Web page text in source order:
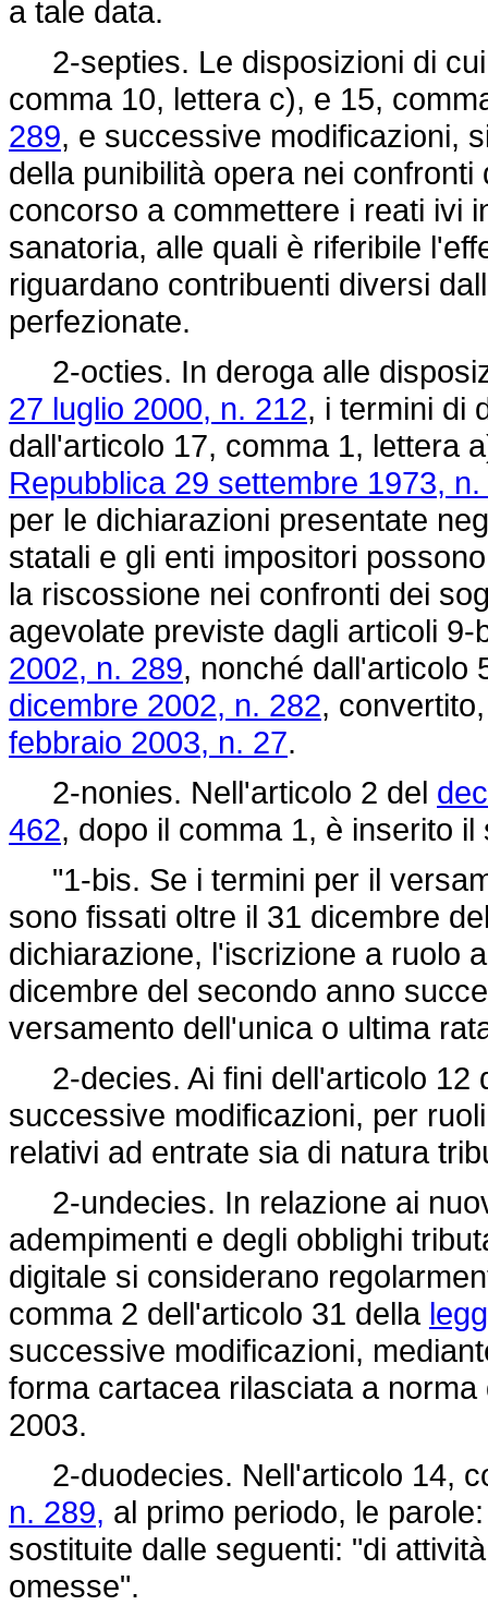
a tale data.
2-septies. Le disposizioni di
comma 10, lettera c), e 15,
289, e successive modificazioni,
della punibilità opera nei
concorso a commettere i reati ivi
sanatoria, alle quali è riferibile
riguardano contribuenti diversi
perfezionate.
2-octies. In deroga alle
27 luglio 2000, n. 212, i termini di
dall'articolo 17, comma 1, lettera
Repubblica 29 settembre 1973,
per le dichiarazioni presentate
statali e gli enti impositori
la riscossione nei confronti dei
agevolate previste dagli articoli
2002, n. 289, nonché dall'articolo
dicembre 2002, n. 282,
febbraio 2003, n. 27.
2-nonies. Nell'articolo 2 del
462, dopo il comma 1, è inserito il
"1-bis. Se i termini per il
sono fissati oltre il 31 dicembre
dichiarazione, l'iscrizione a ruolo
dicembre del secondo anno
versamento dell'unica o ultima
2-decies. Ai fini dell'articolo 12
successive modificazioni, per
relativi ad entrate sia di natura
2-undecies. In relazione ai
adempimenti e degli obblighi
digitale si considerano
comma 2 dell'articolo 31 della
successive modificazioni,
forma cartacea rilasciata a
2003.
2-duodecies. Nell'articolo 14,
n. 289, al primo periodo, le
sostituite dalle seguenti: "di
omesse".